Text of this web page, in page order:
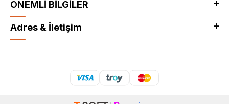
ÖNEMLİ BİLGİLER
Adres & İletişim